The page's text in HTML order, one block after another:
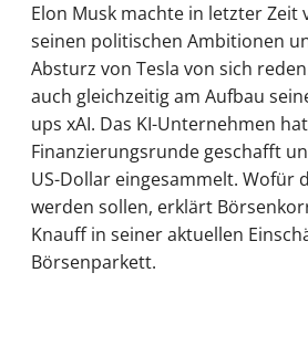
Elon Musk machte in letzter Zeit
seinen politischen Ambitionen
Absturz von Tesla von sich
auch gleichzeitig am Aufbau
ups xAI. Das KI-Unternehmen
Finanzierungsrunde geschafft
US-Dollar eingesammelt. Wofür
werden sollen, erklärt
Knauff in seiner aktuellen
Börsenparkett.